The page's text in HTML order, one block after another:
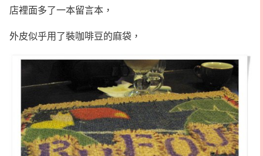
店裡面多了一本留言本，
外皮似乎用了裝咖啡豆的麻袋，